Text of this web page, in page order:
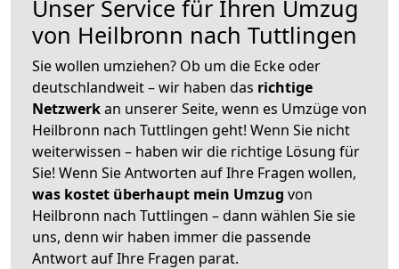
Unser Service für Ihren Umzug
von Heilbronn nach Tuttlingen
Sie wollen umziehen? Ob um die Ecke oder
deutschlandweit – wir haben das richtige
Netzwerkan unserer Seite, wenn es Umzüge von
Heilbronn nach Tuttlingen geht! Wenn Sie nicht
weiterwissen – haben wir die richtige Lösung für
Sie! Wenn Sie Antworten auf Ihre Fragen wollen,
was kostet überhaupt mein Umzug von
Heilbronn nach Tuttlingen – dann wählen Sie sie
uns, denn wir haben immer die passende
Antwort auf Ihre Fragen parat.